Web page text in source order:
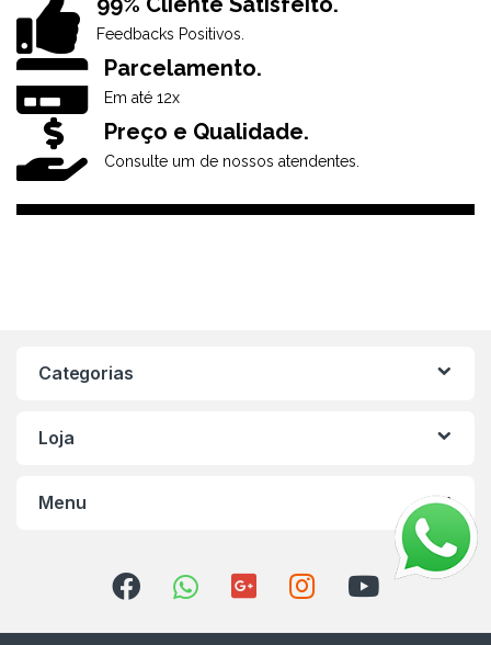
Feedbacks Positivos.
Parcelamento.
Em até 12x
Preço e Qualidade.
Consulte um de nossos atendentes.
Categorias
Loja
Menu